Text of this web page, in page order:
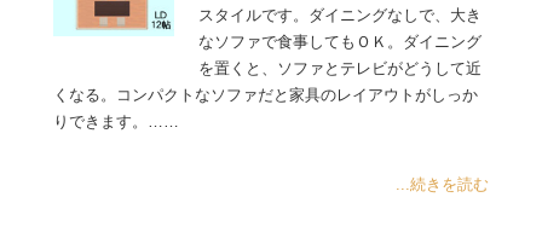
スタイルです。ダイニングなしで、大き
なソファで食事してもＯＫ。ダイニング
を置くと、ソファとテレビがどうして近
くなる。コンパクトなソファだと家具のレイアウトがしっか
りできます。……
...続きを読む